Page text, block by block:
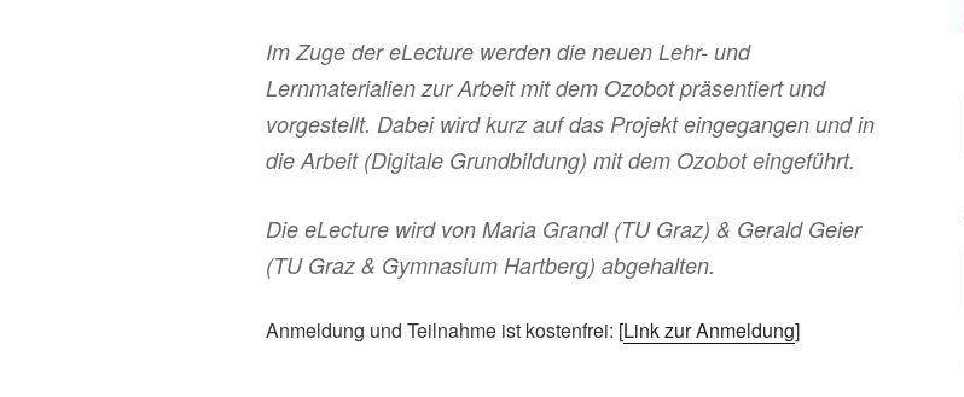
Im Zuge der eLecture werden die neuen Lehr- und
Lernmaterialien zur Arbeit mit dem Ozobot präsentiert und
vorgestellt. Dabei wird kurz auf das Projekt eingegangen und in
die Arbeit (Digitale Grundbildung) mit dem Ozobot eingeführt.
Die eLecture wird von Maria Grandl (TU Graz) & Gerald Geier
(TU Graz & Gymnasium Hartberg) abgehalten.
Anmeldung und Teilnahme ist kostenfrei: [Link zur Anmeldung]